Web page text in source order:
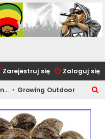
Zaloguj się
Zarejestruj się
Forum.kanabis.info - Ganja Tematy Growing Outdoor